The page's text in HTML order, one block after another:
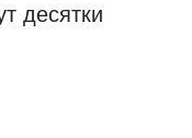
десятки